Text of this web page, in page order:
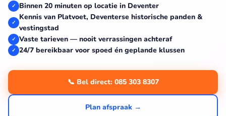
✓ Binnen 20 minuten op locatie in Deventer
✓
Kennis van Platvoet, Deventerse historische panden &
vestingstad
✓ Vaste tarieven — nooit verrassingen achteraf
✓ 24/7 bereikbaar voor spoed én geplande klussen
📞 Bel direct: 085 303 8307
Plan afspraak →